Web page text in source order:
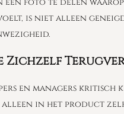
foto te delen waarop
is niet alleen
en managers kritisch
in het product